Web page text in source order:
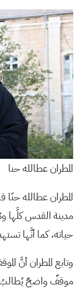
المطران عطالله حنا
المطران عطالله حنّا
مدينة القدس كلَّها
حياته، كما أنَّها
وتابع المطران أنَّ
موقفٌ واضحٌ يُطالبُ